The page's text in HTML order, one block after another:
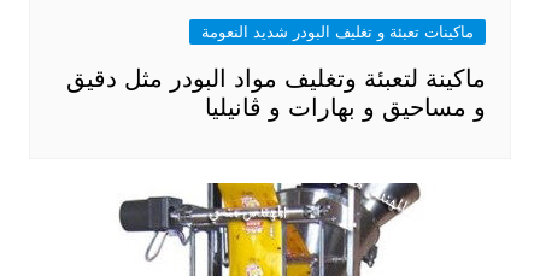
ماكينات تعبئة و تغليف البودر شديد النعومة
ماكينة لتعبئة وتغليف مواد البودر مثل دقيق
و مساحيق و بهارات و ڤانيليا